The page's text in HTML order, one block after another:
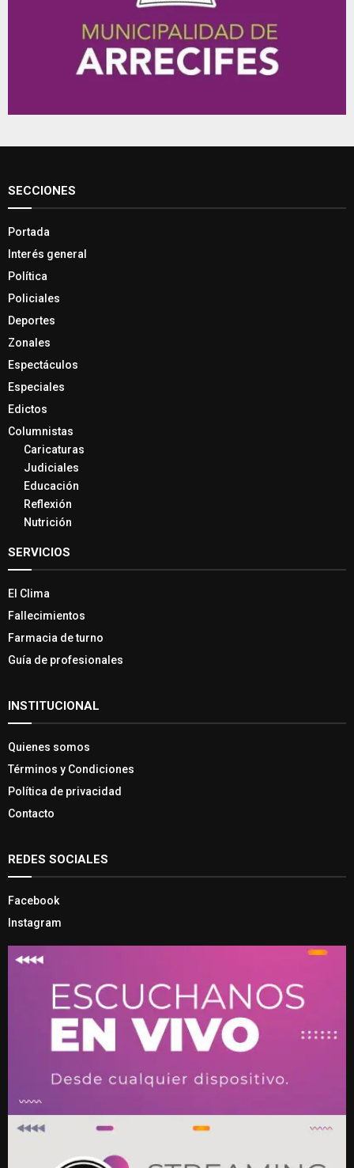
SECCIONES
Portada
Interés general
Política
Policiales
Deportes
Zonales
Espectáculos
Especiales
Edictos
Columnistas
Caricaturas
Judiciales
Educación
Reflexión
Nutrición
SERVICIOS
El Clima
Fallecimientos
Farmacia de turno
Guía de profesionales
INSTITUCIONAL
Quienes somos
Términos y Condiciones
Política de privacidad
Contacto
REDES SOCIALES
Facebook
Instagram